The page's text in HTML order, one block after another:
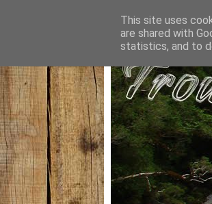
This site uses
are shared with
statistics, and to